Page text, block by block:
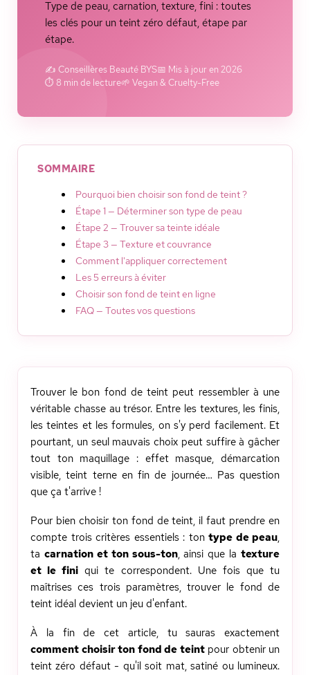
Type de peau, carnation, texture, fini : toutes
les clés pour un teint zéro défaut, étape par
étape.
✍️ Conseillères Beauté BYS📅 Mis à jour en 2026
⏱️ 8 min de lecture🌱 Vegan & Cruelty-Free
SOMMAIRE
Pourquoi bien choisir son fond de teint ?
Étape 1 — Déterminer son type de peau
Étape 2 — Trouver sa teinte idéale
Étape 3 — Texture et couvrance
Comment l'appliquer correctement
Les 5 erreurs à éviter
Choisir son fond de teint en ligne
FAQ — Toutes vos questions
Trouver le bon fond de teint peut ressembler à une
véritable chasse au trésor. Entre les textures, les finis,
les teintes et les formules, on s'y perd facilement. Et
pourtant, un seul mauvais choix peut suffire à gâcher
tout ton maquillage : effet masque, démarcation
visible, teint terne en fin de journée… Pas question
que ça t'arrive !
Pour bien choisir ton fond de teint, il faut prendre en
compte trois critères essentiels : ton type de peau,
ta carnation et ton sous-ton, ainsi que la texture
et le fini qui te correspondent. Une fois que tu
maîtrises ces trois paramètres, trouver le fond de
teint idéal devient un jeu d'enfant.
À la fin de cet article, tu sauras exactement
comment choisir ton fond de teintpour obtenir un
teint zéro défaut - qu'il soit mat, satiné ou lumineux.